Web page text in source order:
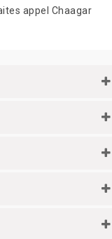
appel Chaagar